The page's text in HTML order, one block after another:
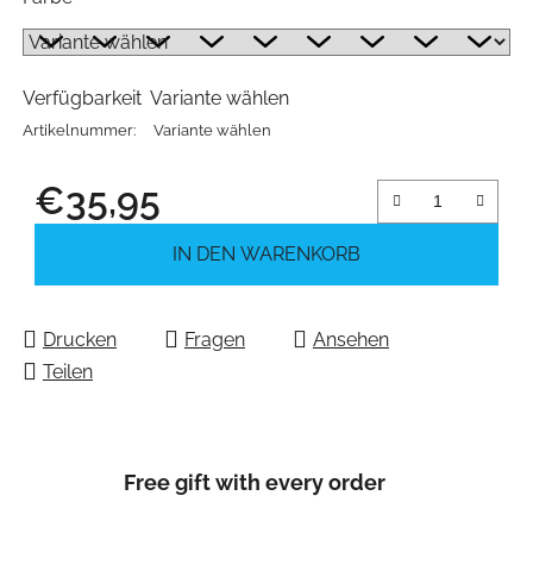
Verfügbarkeit Variante wählen
Artikelnummer: Variante wählen
€35,95
IN DEN WARENKORB
Drucken Fragen
Ansehen
Teilen
Free gift with every order